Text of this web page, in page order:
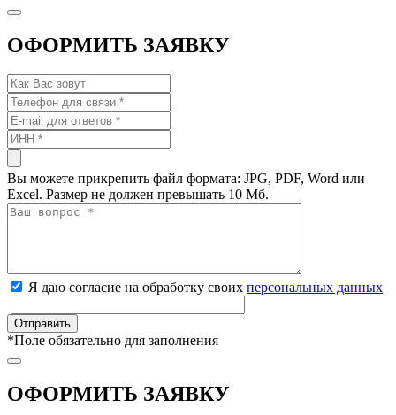
ОФОРМИТЬ ЗАЯВКУ
Вы можете прикрепить файл формата: JPG, PDF, Word или
Excel. Размер не должен превышать 10 Мб.
Я даю согласие на обработку своих персональных данных
*Поле обязательно для заполнения
ОФОРМИТЬ ЗАЯВКУ